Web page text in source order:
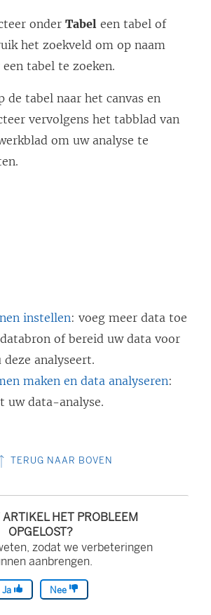
onder Tabel een tabel of
het zoekveld om op naam
een tabel te zoeken.
de tabel naar het canvas en
vervolgens het tabblad van
om uw analyse te
instellen: voeg meer data toe
of bereid uw data voor
analyseert.
maken en data analyseren:
uw data-analyse.
TERUG NAAR BOVEN
ARTIKEL HET PROBLEEM
OPGELOST?
zodat we verbeteringen
aanbrengen.
Ja Nee